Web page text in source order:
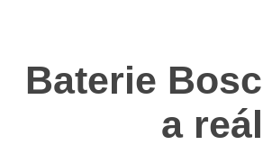
Baterie
a